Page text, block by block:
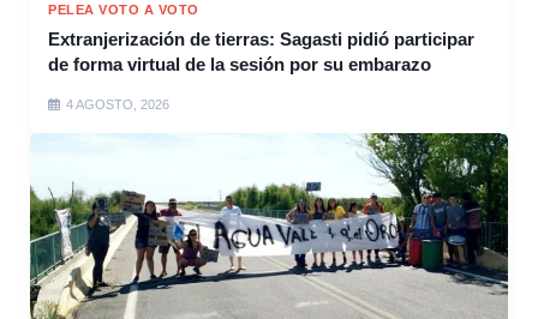
PELEA VOTO A VOTO
Extranjerización de tierras: Sagasti pidió participar
de forma virtual de la sesión por su embarazo
4 AGOSTO, 2026